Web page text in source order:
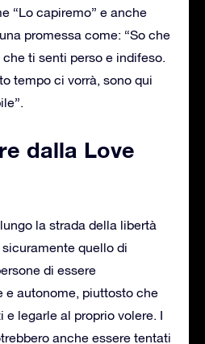
“Lo capiremo” e anche
promessa come: “So che
ti senti perso e indifeso.
tempo ci vorrà, sono qui
dalla Love
la strada della libertà
quello di
di essere
e autonome, piuttosto che
legarle al proprio volere. I
anche essere tentati